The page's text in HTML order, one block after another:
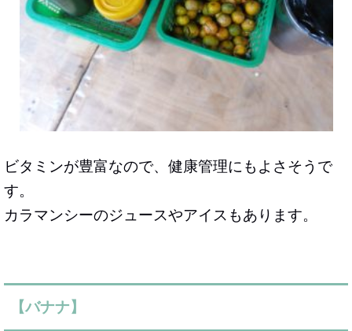
ビタミンが豊富なので、健康管理にもよさそうで
す。
カラマンシーのジュースやアイスもあります。
【バナナ】